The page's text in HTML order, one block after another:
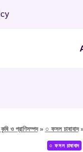
ও প্রাণিসম্পদ» ○ ফসল চাষাবাদ
○ ফসল চাষাবাদ